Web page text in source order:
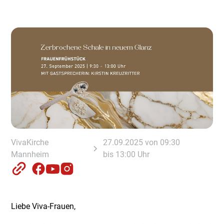
VivaKirche
Mannheim
27.09.2025 von 09:30
bis 13:00 Uhr
Liebe Viva-Frauen,